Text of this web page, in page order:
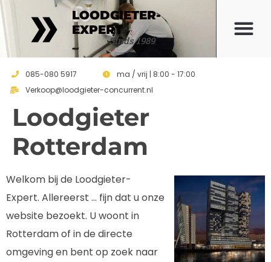
LOODGIETER-
EXPERT
Sinds 1989
085-080 5917
ma / vrij | 8:00 - 17:00
Verkoop@loodgieter-concurrent.nl
Loodgieter
Rotterdam
Welkom bij de Loodgieter-
Expert. Allereerst … fijn dat u onze
website bezoekt. U woont in
Rotterdam of in de directe
omgeving en bent op zoek naar